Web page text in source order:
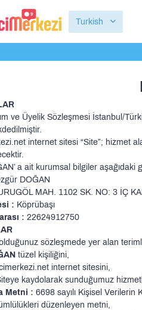
Turkish
ve Üyelik Sözleşmesi İstanbul/
internet sitesi “Site”; hizmet
a ait kurumsal bilgiler aşağıdaki
DOĞAN
MAH. 1102 SK. NO: 3 İÇ
: Köprübaşı
: 22624912750
sözleşmede yer alan
tüzel kişiliğini,
internet sitesini,
kaydolarak sunduğumuz
Metni : 6698 sayılı Kişisel Verilerin
düzenleyen metni,